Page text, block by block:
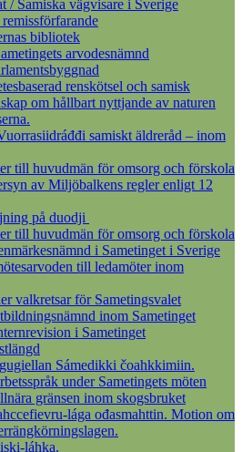
/ Samiska vägvisare i Sverige
bibliotek
arvodesnämnd
renskötsel och samisk
om hållbart nyttjande av naturen
samiskt äldreråd – inom
till huvudmän för omsorg och förskola
av Miljöbalkens regler enligt 12
på duodji
till huvudmän för omsorg och förskola
i Sametinget i Sverige
till ledamöter inom
valkretsar för Sametingsvalet
inom Sametinget
i Sametinget
Sámedikki čoahkkimiin.
under Sametingets möten
gränsen inom skogsbruket
lága ođasmahttin. Motion om
láhka.